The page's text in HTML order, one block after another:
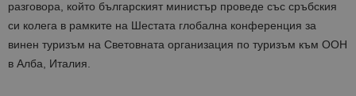
разговора, който българският министър проведе със сръбския
си колега в рамките на Шестата глобална конференция за
винен туризъм на Световната организация по туризъм към ООН
в Алба, Италия.